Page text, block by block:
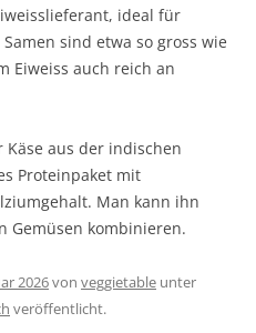
ideal für
sind etwa so gross wie
Eiweiss auch reich an
Käse aus der indischen
Proteinpaket mit
Man kann ihn
Gemüsen kombinieren.
2026von veggietable unter
veröffentlicht.